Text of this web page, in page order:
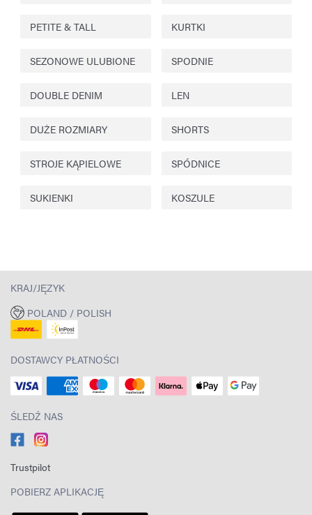
PETITE & TALL KURTKI
SEZONOWE ULUBIONE SPODNIE
DOUBLE DENIM LEN
DUŻE ROZMIARY SHORTS
STROJE KĄPIELOWE SPÓDNICE
SUKIENKI KOSZULE
KRAJ/JĘZYK
POLAND / POLISH
DOSTAWCY PŁATNOŚCI
ŚLEDŹ NAS
Trustpilot
POBIERZ APLIKACJĘ